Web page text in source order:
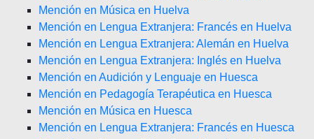
Mención en Música en Huelva
Mención en Lengua Extranjera: Francés en Huelva
Mención en Lengua Extranjera: Alemán en Huelva
Mención en Lengua Extranjera: Inglés en Huelva
Mención en Audición y Lenguaje en Huesca
Mención en Pedagogía Terapéutica en Huesca
Mención en Música en Huesca
Mención en Lengua Extranjera: Francés en Huesca